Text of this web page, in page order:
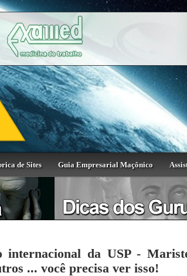
de Sites Guia Empresarial Maçônico
internacional da USP -
... você precisa ver isso!